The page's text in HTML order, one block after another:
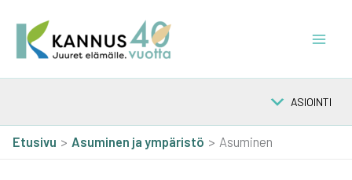
sisältöön
ASIOINTI
Etusivu Asu­mi­nen ja ympä­ris­tö Asuminen